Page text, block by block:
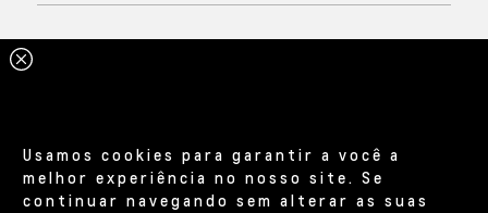
Usamos cookies para garantir a você a
melhor experiência no nosso site. Se
continuar navegando sem alterar as suas